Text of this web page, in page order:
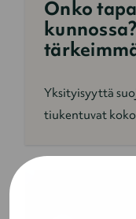
Onko
Yksityisyyttä
tiukentuvat